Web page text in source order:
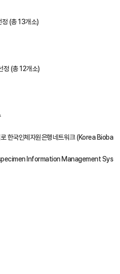
정 (총 13개소)
정 (총 12개소)
한국인체자원은행네트워크 (Korea Bioba
Information Management Sys